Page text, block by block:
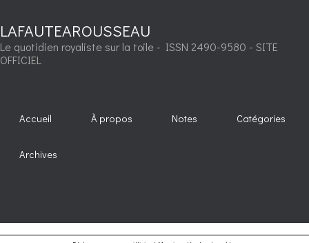
LAFAUTEAROUSSEAU
Le quotidien royaliste sur la toile - ISSN 2490-9580 - SITE
OFFICIEL
Accueil À propos Notes Catégories
Archives